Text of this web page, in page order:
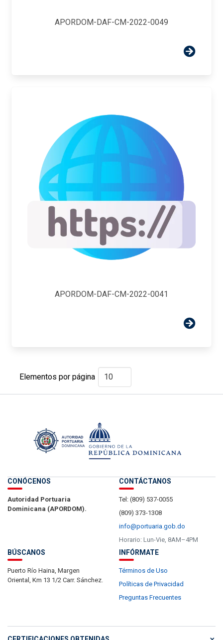
APORDOM-DAF-CM-2022-0049
APORDOM-DAF-CM-2022-0041
Elementos por página
CONÓCENOS
Autoridad Portuaria
Dominicana (APORDOM).
CONTÁCTANOS
Tel: (809) 537-0055
(809) 373-1308
info@portuaria.gob.do
Horario: Lun-Vie, 8AM–4PM
BÚSCANOS
Puerto Río Haina, Margen
Oriental, Km 13 1/2 Carr. Sánchez.
INFÓRMATE
Términos de Uso
Políticas de Privacidad
Preguntas Frecuentes